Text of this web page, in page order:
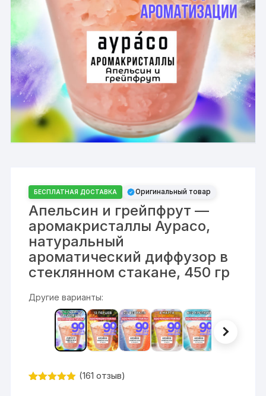
БЕСПЛАТНАЯ ДОСТАВКА Оригинальный товар
Апельсин и грейпфрут —
аромакристаллы Аурасо,
натуральный
ароматический диффузор в
стеклянном стакане, 450 гр
Другие варианты:
(161 отзыв)